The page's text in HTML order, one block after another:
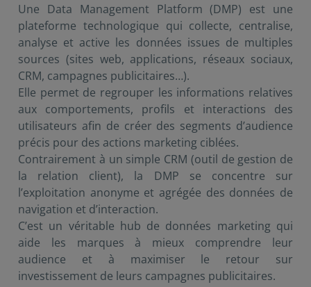
Une Data Management Platform (DMP) est une
plateforme technologique qui collecte, centralise,
analyse et active les données issues de multiples
sources (sites web, applications, réseaux sociaux,
CRM, campagnes publicitaires…).
Elle permet de regrouper les informations relatives
aux comportements, profils et interactions des
utilisateurs afin de créer des segments d’audience
précis pour des actions marketing ciblées.
Contrairement à un simple CRM (outil de gestion de
la relation client), la DMP se concentre sur
l’exploitation anonyme et agrégée des données de
navigation et d’interaction.
C’est un véritable hub de données marketing qui
aide les marques à mieux comprendre leur
audience et à maximiser le retour sur
investissement de leurs campagnes publicitaires.